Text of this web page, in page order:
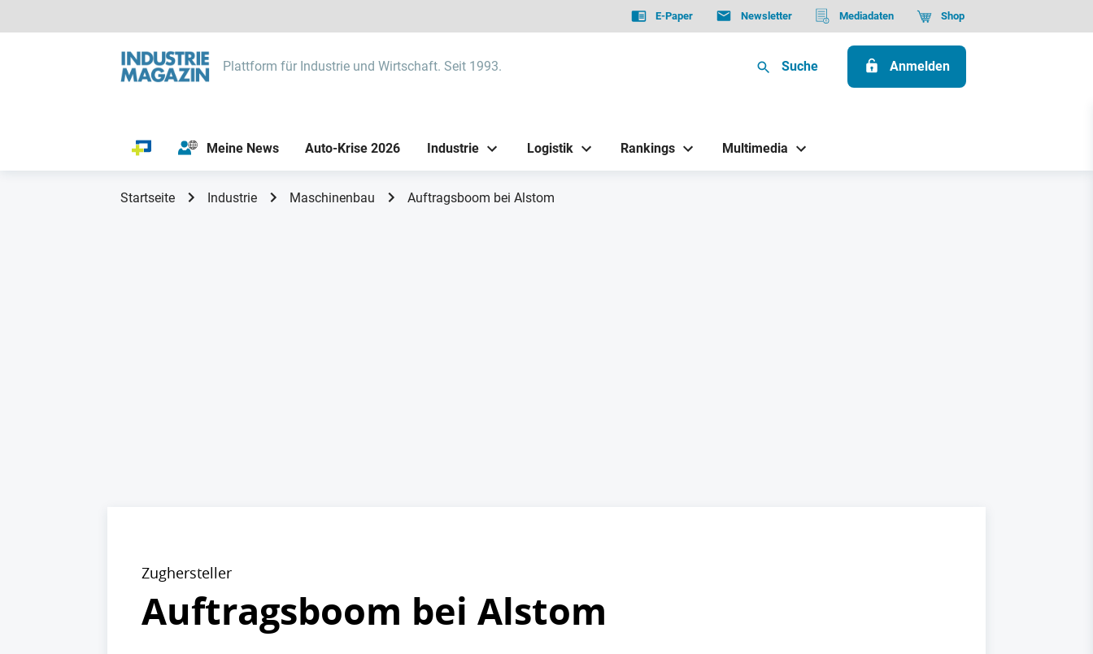
E-Paper Newsletter Mediadaten Shop
Plattform für Industrie und Wirtschaft. Seit 1993. Suche Anmelden
Meine News Auto-Krise 2026 Industrie Logistik Rankings Multimedia
Startseite Industrie Maschinenbau Auftragsboom bei Alstom
Zughersteller
Auftragsboom bei Alstom